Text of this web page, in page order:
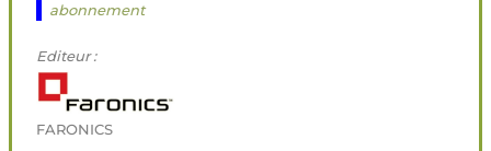
abonnement
Editeur :
FARONICS